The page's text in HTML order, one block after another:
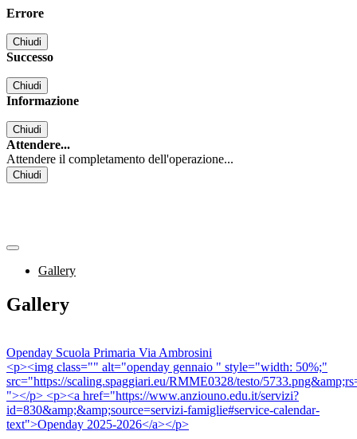
Errore
Chiudi
Successo
Chiudi
Informazione
Chiudi
Attendere...
Attendere il completamento dell'operazione...
Chiudi
Gallery
Gallery
Openday Scuola Primaria Via Ambrosini
<p><img class="" alt="openday gennaio " style="width: 50%;"
src="https://scaling.spaggiari.eu/RMME0328/testo/
"></p> <p><a href="https://www.anziouno.edu.it/servizi?
id=830&amp;&amp;source=servizi-famiglie#service-calendar-
text">Openday 2025-2026</a></p>